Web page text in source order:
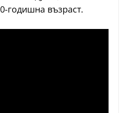
годишна възраст.